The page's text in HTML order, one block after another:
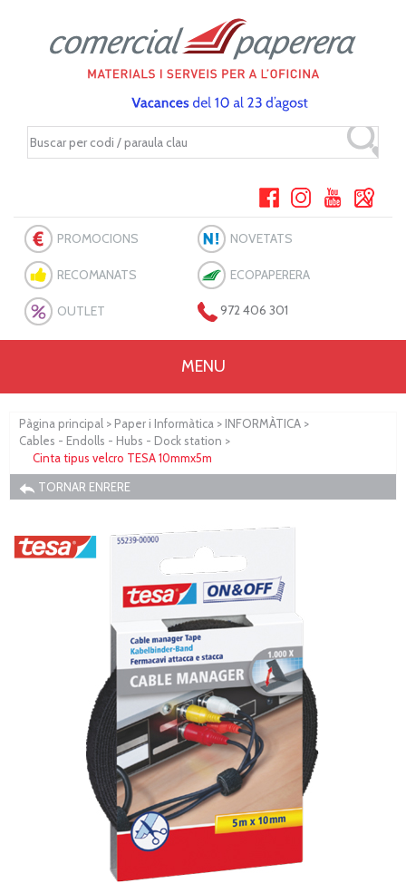
PROMOCIONS NOVETATS
RECOMANATS ECOPAPERERA
OUTLET 972 406 301
MENU
Pàgina principal > Paper i Informàtica > INFORMÀTICA >
Cables - Endolls - Hubs - Dock station >
Cinta tipus velcro TESA 10mmx5m
TORNAR ENRERE